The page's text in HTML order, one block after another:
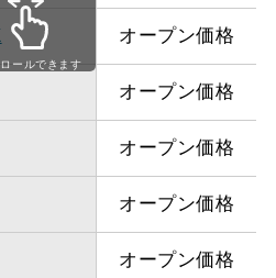
法は弊社にお問い合わせ
ください。
オープン価格
オープン価格
オープン価格
オープン価格
オープン価格
ールできます